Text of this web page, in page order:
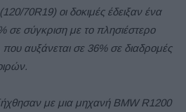
70R19) οι δοκιμές έδειξαν ένα
σε σύγκριση με το πλησιέστερο
που αυξάνεται σε 36% σε διαδρομές
με μια μηχανή BMW R1200